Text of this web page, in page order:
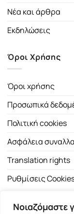
Νοιαζόμαστε
Νέα και άρθρα
Εκδηλώσεις
Όροι Χρήσης
Όροι χρήσης
Προσωπικά
Πολιτική cookies
Ασφάλεια
Translation rights
Ρυθμίσεις